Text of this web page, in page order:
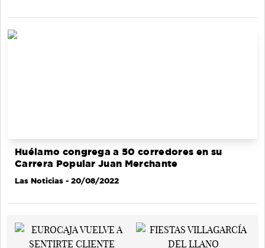
Huélamo congrega a 50 corredores en su
Carrera Popular Juan Merchante
Las Noticias - 20/08/2022